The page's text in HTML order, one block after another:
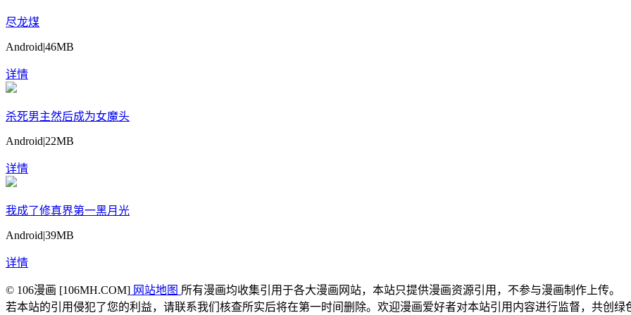
尽龙煤
Android|46MB
详情
杀死男主然后成为女魔头
Android|22MB
详情
我成了修真界第一黑月光
Android|39MB
详情
© 106漫画 [106MH.COM] 网站地图 所有漫画均收集引用于各大漫画网站，本站只提供漫画资源引用，不参与漫画制作上传。
若本站的引用侵犯了您的利益，请联系我们核查所实后将在第一时间删除。欢迎漫画爱好者对本站引用内容进行监督，共创绿